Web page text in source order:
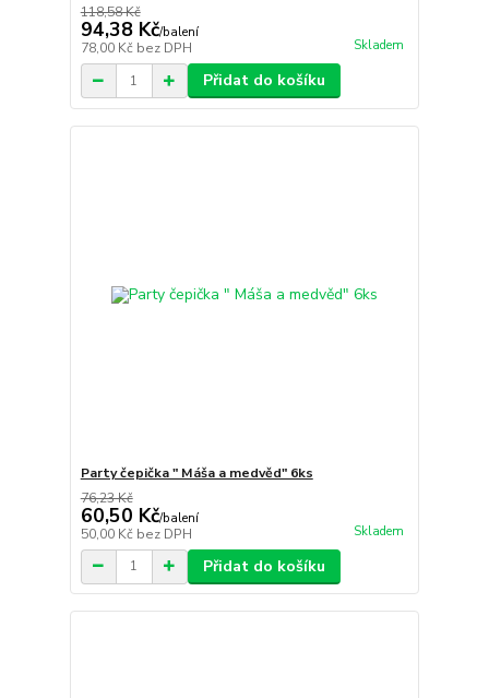
118,58 Kč
94,38 Kč/balení
78,00 Kč bez DPH Skladem
Přidat do košíku
Party čepička " Máša a medvěd" 6ks
76,23 Kč
60,50 Kč/balení
50,00 Kč bez DPH Skladem
Přidat do košíku